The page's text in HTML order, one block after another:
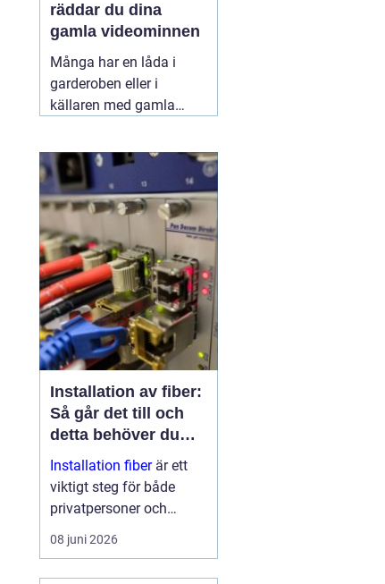
räddar du dina
gamla videominnen
Många har en låda i
garderoben eller i
källaren med gamla
första steg,
skolavslutningar och
födelsedagar. Spelaren
fungerar kanske inte
längre, och varje år som
går riskerar banden att
bli sämre. Genom att
föra11 juni 2026
Installation av fiber:
Så går det till och
detta behöver du
veta
Installation fiberär ett
viktigt steg för både
privatpersoner och
företag som vill ha
stabilt och snabbt
08 juni 2026